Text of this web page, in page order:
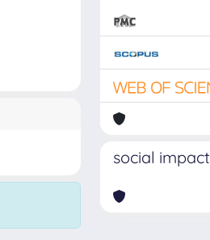
social impact